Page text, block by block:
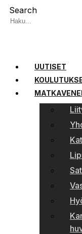
Search
UUTISET